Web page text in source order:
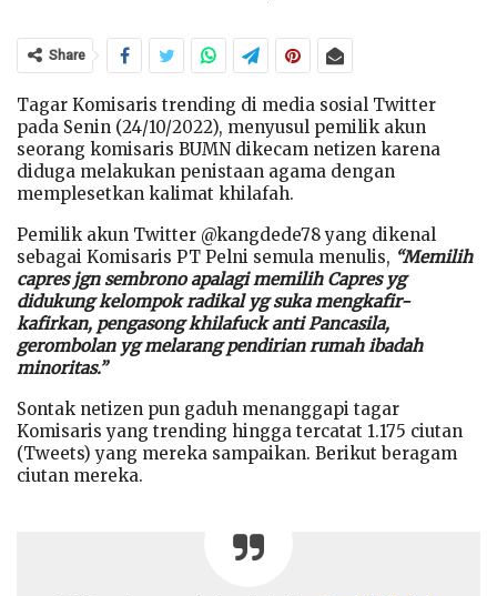
Share
Tagar Komisaris trending di media sosial Twitter
pada Senin (24/10/2022), menyusul pemilik akun
seorang komisaris BUMN dikecam netizen karena
diduga melakukan penistaan agama dengan
memplesetkan kalimat khilafah.
Pemilik akun Twitter @kangdede78 yang dikenal
sebagai Komisaris PT Pelni semula menulis, “Memilih
capres jgn sembrono apalagi memilih Capres yg
didukung kelompok radikal yg suka mengkafir-
kafirkan, pengasong khilafuck anti Pancasila,
gerombolan yg melarang pendirian rumah ibadah
minoritas.”
Sontak netizen pun gaduh menanggapi tagar
Komisaris yang trending hingga tercatat 1.175 ciutan
(Tweets) yang mereka sampaikan. Berikut beragam
ciutan mereka.